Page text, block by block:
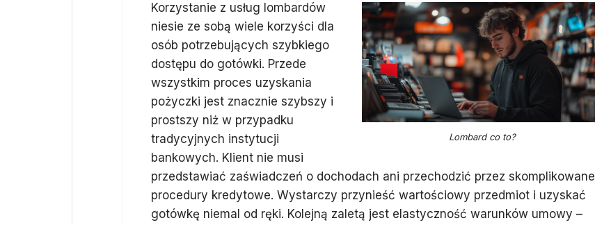
Lombard co to?
Korzystanie z usług lombardów
niesie ze sobą wiele korzyści dla
osób potrzebujących szybkiego
dostępu do gotówki. Przede
wszystkim proces uzyskania
pożyczki jest znacznie szybszy i
prostszy niż w przypadku
tradycyjnych instytucji
bankowych. Klient nie musi
przedstawiać zaświadczeń o dochodach ani przechodzić przez skomplikowane
procedury kredytowe. Wystarczy przynieść wartościowy przedmiot i uzyskać
gotówkę niemal od ręki. Kolejną zaletą jest elastyczność warunków umowy –